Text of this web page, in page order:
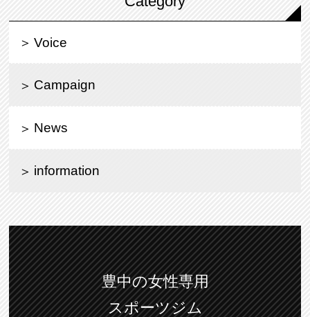
Voice
Campaign
News
information
豊中の女性専用
スポーツジム